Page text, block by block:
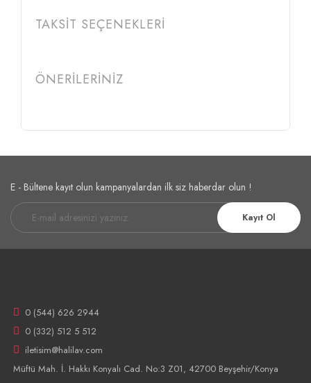
TAKSİT SEÇENEKLERİ
ÖNERİLERİNİZ
E - Bültene kayıt olun kampanyalardan ilk siz haberdar olun !
Kayıt Ol
0 (544) 626 2944
0 (332) 512 5 512
iletisim@halilav.com
Müftü Mah. İ. Hakkı Konyalı Cad. No:3 Z01, 42700 Beyşehir/Konya